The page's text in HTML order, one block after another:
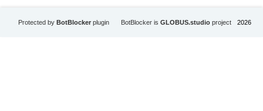
Protected by BotBlockerplugin BotBlocker is GLOBUS.studioproject 2026